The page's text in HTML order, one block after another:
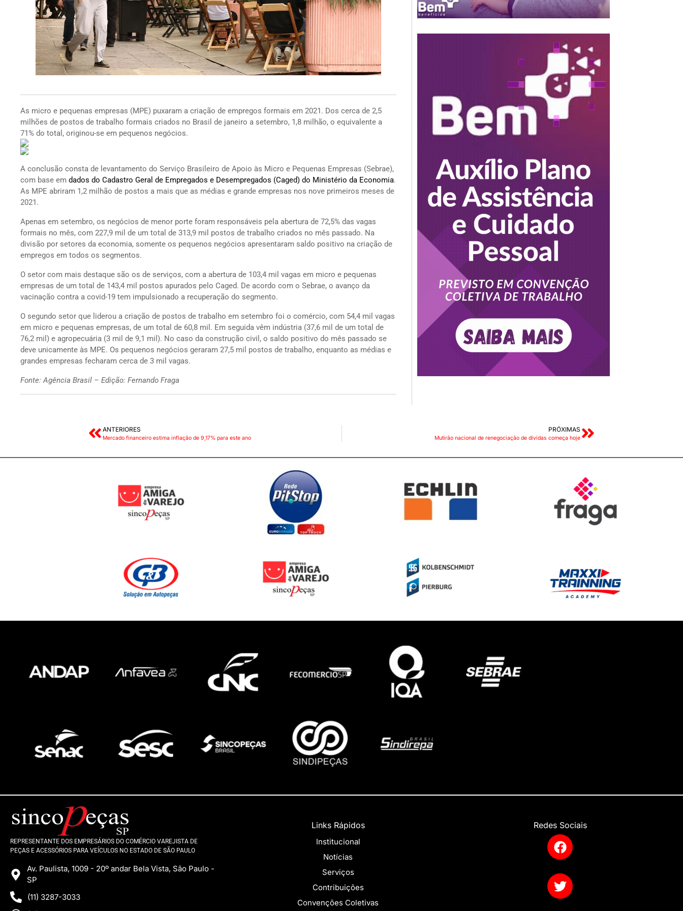
As micro e pequenas empresas (MPE) puxaram a criação de empregos formais em 2021. Dos cerca de 2,5
milhões de postos de trabalho formais criados no Brasil de janeiro a setembro, 1,8 milhão, o equivalente a
71% do total, originou-se em pequenos negócios.
A conclusão consta de levantamento do Serviço Brasileiro de Apoio às Micro e Pequenas Empresas (Sebrae),
com base em dados do Cadastro Geral de Empregados e Desempregados (Caged) do Ministério da Economia.
As MPE abriram 1,2 milhão de postos a mais que as médias e grande empresas nos nove primeiros meses de
2021.
Apenas em setembro, os negócios de menor porte foram responsáveis pela abertura de 72,5% das vagas
formais no mês, com 227,9 mil de um total de 313,9 mil postos de trabalho criados no mês passado. Na
divisão por setores da economia, somente os pequenos negócios apresentaram saldo positivo na criação de
empregos em todos os segmentos.
O setor com mais destaque são os de serviços, com a abertura de 103,4 mil vagas em micro e pequenas
empresas de um total de 143,4 mil postos apurados pelo Caged. De acordo com o Sebrae, o avanço da
vacinação contra a covid-19 tem impulsionado a recuperação do segmento.
O segundo setor que liderou a criação de postos de trabalho em setembro foi o comércio, com 54,4 mil vagas
em micro e pequenas empresas, de um total de 60,8 mil. Em seguida vêm indústria (37,6 mil de um total de
76,2 mil) e agropecuária (3 mil de 9,1 mil). No caso da construção civil, o saldo positivo do mês passado se
deve unicamente às MPE. Os pequenos negócios geraram 27,5 mil postos de trabalho, enquanto as médias e
grandes empresas fecharam cerca de 3 mil vagas.
Fonte: Agência Brasil – Edição: Fernando Fraga
ANTERIORES
Mercado financeiro estima inflação de 9,17% para este ano
PRÓXIMAS
Mutirão nacional de renegociação de dívidas começa hoje
REPRESENTANTE DOS EMPRESÁRIOS DO COMÉRCIO VAREJISTA DE
PEÇAS E ACESSÓRIOS PARA VEÍCULOS NO ESTADO DE SÃO PAULO
Av. Paulista, 1009 - 20º andar Bela Vista, São Paulo -
SP
(11) 3287-3033
Links Rápidos
Institucional
Notícias
Serviços
Contribuições
Convenções Coletivas
Redes Sociais